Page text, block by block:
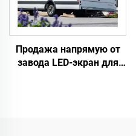
Продажа напрямую от
завода LED-экран для